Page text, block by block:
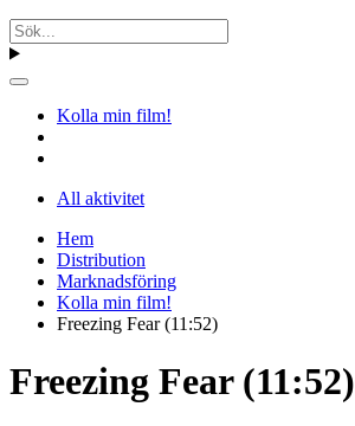
Kolla min film!
All aktivitet
Hem
Distribution
Marknadsföring
Kolla min film!
Freezing Fear (11:52)
Freezing Fear (11:52)